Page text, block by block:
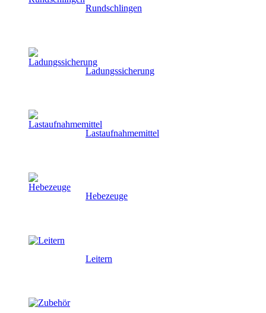
Rundschlingen
Ladungssicherung
Lastaufnahmemittel
Hebezeuge
Leitern